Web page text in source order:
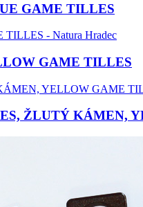
GAME TILLES
GAME TILLES
ŽLUTÝ KÁMEN,